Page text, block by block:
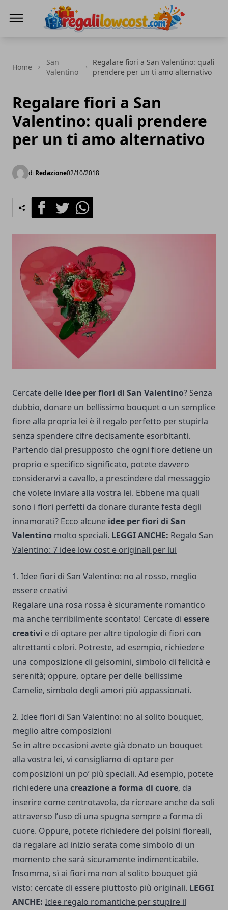
Home
San
Valentino
Regalare fiori a San Valentino: quali
prendere per un ti amo alternativo
Regalare fiori a San
Valentino: quali prendere
per un ti amo alternativo
di Redazione02/10/2018
FacebookTwitterWhatsapp
Cercate delle idee per fiori di San Valentino? Senza
dubbio, donare un bellissimo bouquet o un semplice
fiore alla propria lei è il regalo perfetto per stupirla
senza spendere cifre decisamente esorbitanti.
Partendo dal presupposto che ogni fiore detiene un
proprio e specifico significato, potete davvero
considerarvi a cavallo, a prescindere dal messaggio
che volete inviare alla vostra lei. Ebbene ma quali
sono i fiori perfetti da donare durante festa degli
innamorati? Ecco alcune idee per fiori di San
Valentino molto speciali. LEGGI ANCHE: Regalo San
Valentino: 7 idee low cost e originali per lui
1. Idee fiori di San Valentino: no al rosso, meglio
essere creativi
Regalare una rosa rossa è sicuramente romantico
ma anche terribilmente scontato! Cercate di essere
creativi e di optare per altre tipologie di fiori con
altrettanti colori. Potreste, ad esempio, richiedere
una composizione di gelsomini, simbolo di felicità e
serenità; oppure, optare per delle bellissime
Camelie, simbolo degli amori più appassionati.
2. Idee fiori di San Valentino: no al solito bouquet,
meglio altre composizioni
Se in altre occasioni avete già donato un bouquet
alla vostra lei, vi consigliamo di optare per
composizioni un po’ più speciali. Ad esempio, potete
richiedere una creazione a forma di cuore, da
inserire come centrotavola, da ricreare anche da soli
attraverso l’uso di una spugna sempre a forma di
cuore. Oppure, potete richiedere dei polsini floreali,
da regalare ad inizio serata come simbolo di un
momento che sarà sicuramente indimenticabile.
Insomma, sì ai fiori ma non al solito bouquet già
visto: cercate di essere piuttosto più originali. LEGGI
ANCHE: Idee regalo romantiche per stupire il